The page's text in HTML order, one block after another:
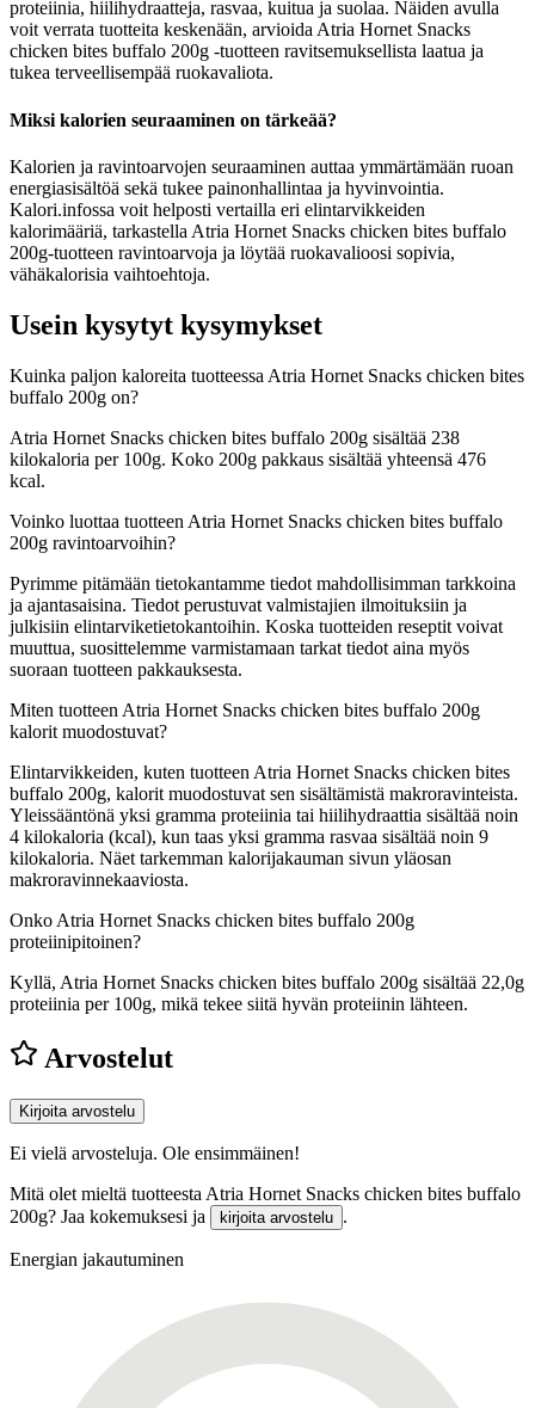
proteiinia, hiilihydraatteja, rasvaa, kuitua ja suolaa. Näiden avulla
voit verrata tuotteita keskenään, arvioida Atria Hornet Snacks
chicken bites buffalo 200g -tuotteen ravitsemuksellista laatua ja
tukea terveellisempää ruokavaliota.
Miksi kalorien seuraaminen on tärkeää?
Kalorien ja ravintoarvojen seuraaminen auttaa ymmärtämään ruoan
energiasisältöä sekä tukee painonhallintaa ja hyvinvointia.
Kalori.infossa voit helposti vertailla eri elintarvikkeiden
kalorimääriä, tarkastella Atria Hornet Snacks chicken bites buffalo
200g-tuotteen ravintoarvoja ja löytää ruokavalioosi sopivia,
vähäkalorisia vaihtoehtoja.
Usein kysytyt kysymykset
Kuinka paljon kaloreita tuotteessa Atria Hornet Snacks chicken bites
buffalo 200g on?
Atria Hornet Snacks chicken bites buffalo 200g sisältää 238
kilokaloria per 100g. Koko 200g pakkaus sisältää yhteensä 476
kcal.
Voinko luottaa tuotteen Atria Hornet Snacks chicken bites buffalo
200g ravintoarvoihin?
Pyrimme pitämään tietokantamme tiedot mahdollisimman tarkkoina
ja ajantasaisina. Tiedot perustuvat valmistajien ilmoituksiin ja
julkisiin elintarviketietokantoihin. Koska tuotteiden reseptit voivat
muuttua, suosittelemme varmistamaan tarkat tiedot aina myös
suoraan tuotteen pakkauksesta.
Miten tuotteen Atria Hornet Snacks chicken bites buffalo 200g
kalorit muodostuvat?
Elintarvikkeiden, kuten tuotteen Atria Hornet Snacks chicken bites
buffalo 200g, kalorit muodostuvat sen sisältämistä makroravinteista.
Yleissääntönä yksi gramma proteiinia tai hiilihydraattia sisältää noin
4 kilokaloria (kcal), kun taas yksi gramma rasvaa sisältää noin 9
kilokaloria. Näet tarkemman kalorijakauman sivun yläosan
makroravinnekaaviosta.
Onko Atria Hornet Snacks chicken bites buffalo 200g
proteiinipitoinen?
Kyllä, Atria Hornet Snacks chicken bites buffalo 200g sisältää 22,0g
proteiinia per 100g, mikä tekee siitä hyvän proteiinin lähteen.
Arvostelut
Kirjoita arvostelu
Ei vielä arvosteluja. Ole ensimmäinen!
Mitä olet mieltä tuotteesta Atria Hornet Snacks chicken bites buffalo
200g? Jaa kokemuksesi ja
kirjoita arvostelu .
Energian jakautuminen